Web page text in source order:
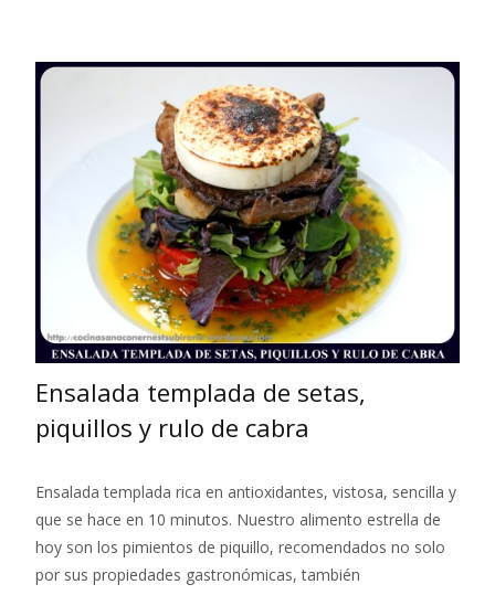
Ensalada templada de setas,
piquillos y rulo de cabra
Ensalada templada rica en antioxidantes, vistosa, sencilla y
que se hace en 10 minutos. Nuestro alimento estrella de
hoy son los pimientos de piquillo, recomendados no solo
por sus propiedades gastronómicas, también